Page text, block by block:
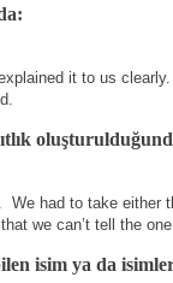
it to us clearly.
We had to take either
we can’t tell the
isim ya da